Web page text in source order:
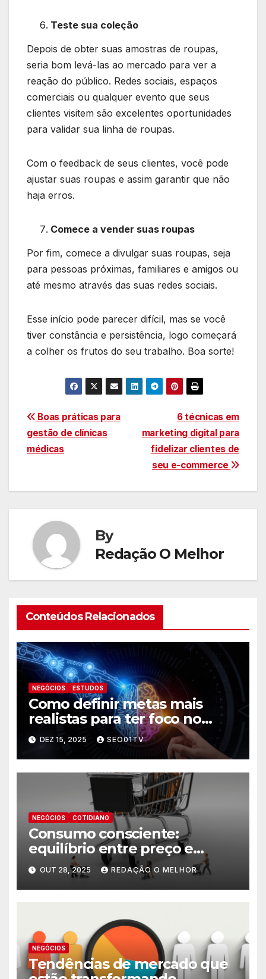
Teste sua coleção
Depois de obter suas amostras de roupas,
seria bom levá-las ao mercado para ver a
reação do público. Redes sociais, espaços
comerciais ou qualquer evento que seus
clientes visitem são excelentes oportunidades
para validar sua linha de roupas.
Com o feedback de seus clientes, você pode
ajustar suas roupas e assim garantir que não
haja erros.
Comece a vender suas roupas
Por fim, comece a divulgar suas roupas, seja
para pessoas próximas, familiares e amigos ou
até mesmo através das suas redes sociais.
Esse início pode parecer difícil, mas se você
tiver constância e persistência, logo começará
a colher os frutos do seu trabalho. Boa sorte!
Navegação
de
6 técnicas em
marketing digital para
fidelizar clientes de
seu e-commerce
Boas práticas para
gestão de clínicas
médicas
By
Redação O Melhor
Conteúdos Relacionados
NEGÓCIOS ESTUDOS
Como definir metas mais
realistas para ter foco no
futuro
DEZ 15, 2025 SEO01TV
NEGÓCIOS COTIDIANO
Consumo consciente:
equilíbrio entre preço e
necessidade
OUT 28, 2025 REDAÇÃO O MELHOR
NEGÓCIOS
Tendências de mercado que